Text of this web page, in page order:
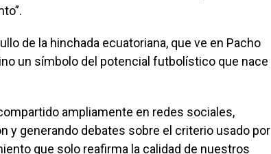
de la hinchada ecuatoriana, que ve en Pacho
un símbolo del potencial futbolístico que nace
ampliamente en redes sociales,
y generando debates sobre el criterio usado por
que solo reafirma la calidad de nuestros